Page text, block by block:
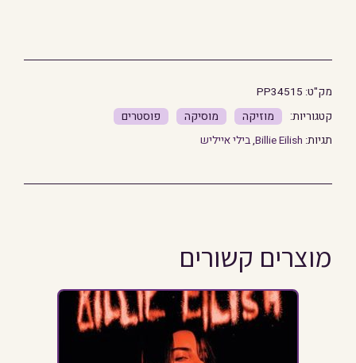
מק"ט: PP34515
מוזיקה מוסיקה פוסטרים
תגיות: Billie Eilish
,בילי אייליש
מוצרים קשורים